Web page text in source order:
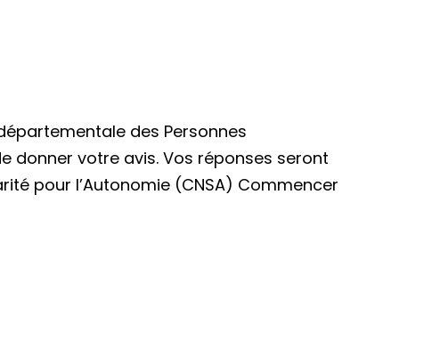
des Personnes
donner votre avis. Vos réponses seront
pour l’Autonomie (CNSA) Commencer